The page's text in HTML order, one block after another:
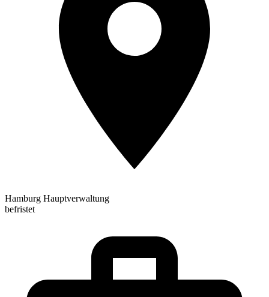
Hamburg Hauptverwaltung
befristet